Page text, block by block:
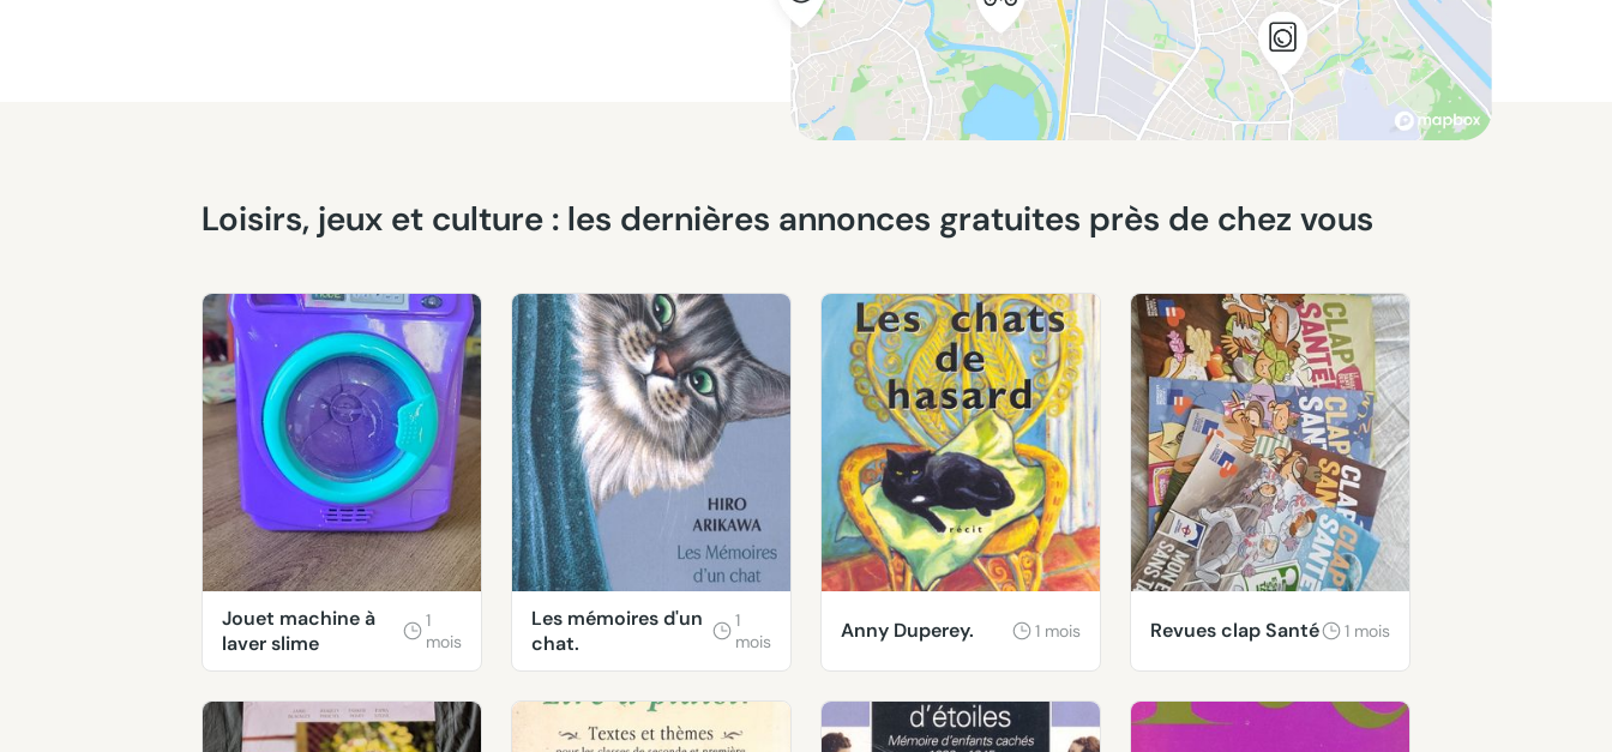
Loisirs, jeux et culture : les dernières annonces gratuites près de chez vous
Jouet machine à
laver slime
1
mois
Les mémoires d'un
chat.
1
mois
Anny Duperey. 1 mois Revues clap Santé 1 mois